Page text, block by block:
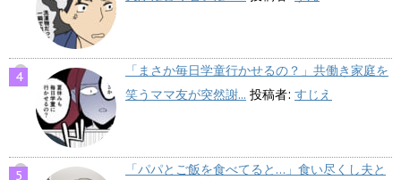
「まさか毎日学童行かせるの？」共働き家庭を
笑うママ友が突然謝... 投稿者: すじえ
「パパとご飯を食べてると…」食い尽くし夫と